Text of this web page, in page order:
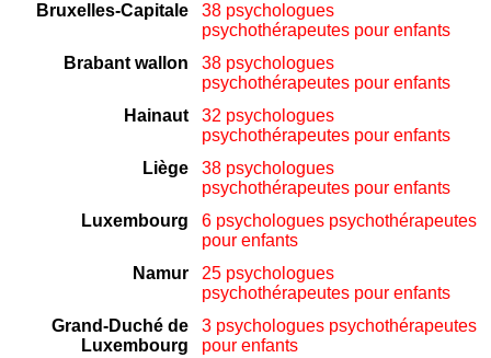
Bruxelles-Capitale
38 psychologues
psychothérapeutes pour enfants
Brabant wallon
38 psychologues
psychothérapeutes pour enfants
Hainaut
32 psychologues
psychothérapeutes pour enfants
Liège
38 psychologues
psychothérapeutes pour enfants
Luxembourg
6 psychologues psychothérapeutes
pour enfants
Namur
25 psychologues
psychothérapeutes pour enfants
Grand-Duché de
Luxembourg
3 psychologues psychothérapeutes
pour enfants